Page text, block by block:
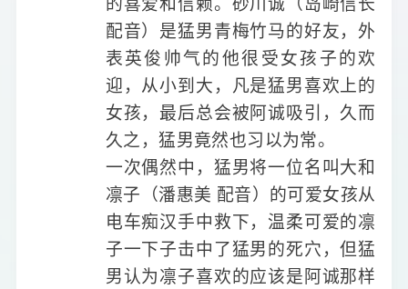
配音）是猛男青梅竹马的好友，外
表英俊帅气的他很受女孩子的欢
迎，从小到大，凡是猛男喜欢上的
女孩，最后总会被阿诚吸引，久而
久之，猛男竟然也习以为常。
一次偶然中，猛男将一位名叫大和
凛子（潘惠美 配音）的可爱女孩从
电车痴汉手中救下，温柔可爱的凛
子一下子击中了猛男的死穴，但猛
男认为凛子喜欢的应该是阿诚那样